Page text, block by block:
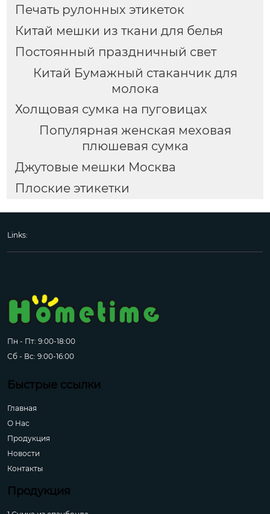
Печать рулонных этикеток
Китай мешки из ткани для белья
Постоянный праздничный свет
Китай Бумажный стаканчик для
молока
Холщовая сумка на пуговицах
Популярная женская меховая
плюшевая сумка
Джутовые мешки Москва
Плоские этикетки
Links:
Пн - Пт: 9:00-18:00
Сб - Вс: 9:00-16:00
Быстрые ссылки
Главная
О Hас
Продукция
Новости
Контакты
Продукция